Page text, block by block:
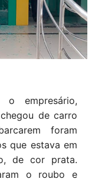
empresário,
de carro
foram
que estava em
de cor prata.
o roubo e